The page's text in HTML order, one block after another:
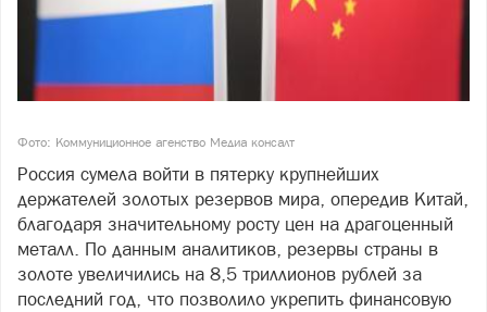
Фото: Коммуниционное агенство Медиа консалт
Россия сумела войти в пятерку крупнейших
держателей золотых резервов мира, опередив Китай,
благодаря значительному росту цен на драгоценный
металл. По данным аналитиков, резервы страны в
золоте увеличились на 8,5 триллионов рублей за
последний год, что позволило укрепить финансовую